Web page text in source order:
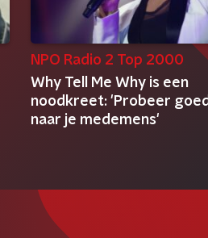
NPO Radio 2 Top 2000
Why Tell Me Why is een
noodkreet: 'Probeer
naar je medemens'